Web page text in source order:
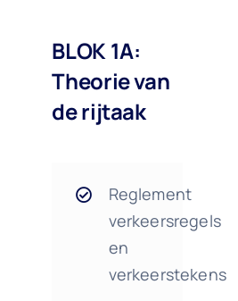
BLOK 1A:
Theorie van
de rijtaak
Reglement
verkeersregels
en
verkeerstekens